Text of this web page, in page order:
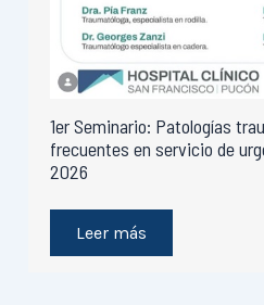
1er Seminario: Patologías
frecuentes en servicio de
2026
Leer más